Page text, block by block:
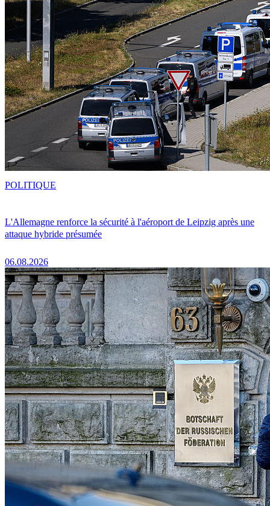
L'Allemagne renforce la sécurité à l'aéroport de Leipzig après une
attaque hybride présumée
06.08.2026
POLITIQUE